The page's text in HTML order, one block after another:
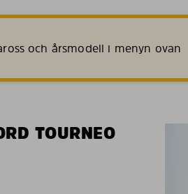
och årsmodell i menyn ovan
TOURNEO